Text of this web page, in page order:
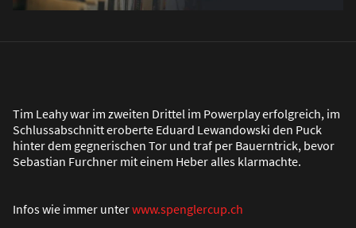
Tim Leahy war im zweiten Drittel im Powerplay erfolgreich, im
Schlussabschnitt eroberte Eduard Lewandowski den Puck
hinter dem gegnerischen Tor und traf per Bauerntrick, bevor
Sebastian Furchner mit einem Heber alles klarmachte.
Infos wie immer unterwww.spenglercup.ch